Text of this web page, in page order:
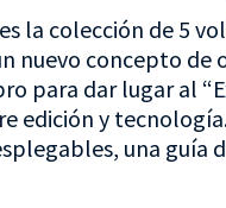
la colección de 5
nuevo concepto
para dar lugar al
edición y
una guía